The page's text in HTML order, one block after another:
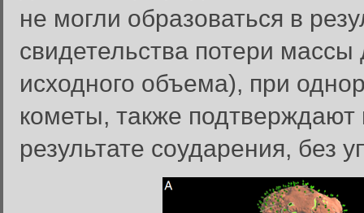
не могли образоваться в
свидетельства потери
исходного объема), при
кометы, также
результате соударения, без